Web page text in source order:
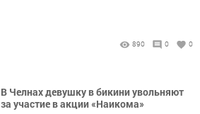
890 0 0
В Челнах девушку в бикини увольняют
за участие в акции «Наикома»